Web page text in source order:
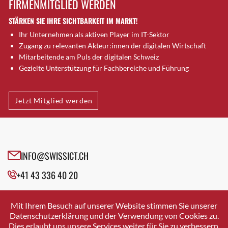
Brugg AG
Brütten
Bubendorf
Bubikon
Buchs (SG)
Bäretswil
Bülach
Cazis
Crissier
Davos Platz
Dierikon
Dietikon
FIRMENMITGLIED WERDEN
STÄRKEN SIE IHRE SICHTBARKEIT IM MARKT!
Ihr Unternehmen als aktiven Player im IT-Sektor
Zugang zu relevanten Akteur:innen der digitalen Wirtschaft
Mitarbeitende am Puls der digitalen Schweiz
Gezielte Unterstützung für Fachbereiche und Führung
Jetzt Mitglied werden
INFO@SWISSICT.CH
+41 43 336 40 20
SWISSICT
VULKANSTRASSE 120
8048 ZURICH
Mit Ihrem Besuch auf unserer Website stimmen Sie unserer
Datenschutzerklärung und der Verwendung von Cookies zu.
Dies erlaubt uns unsere Services weiter für Sie zu verbessern.